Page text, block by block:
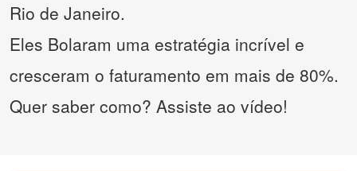
Rio de Janeiro.
Eles Bolaram uma estratégia incrível e
cresceram o faturamento em mais de 80%.
Quer saber como? Assiste ao vídeo!